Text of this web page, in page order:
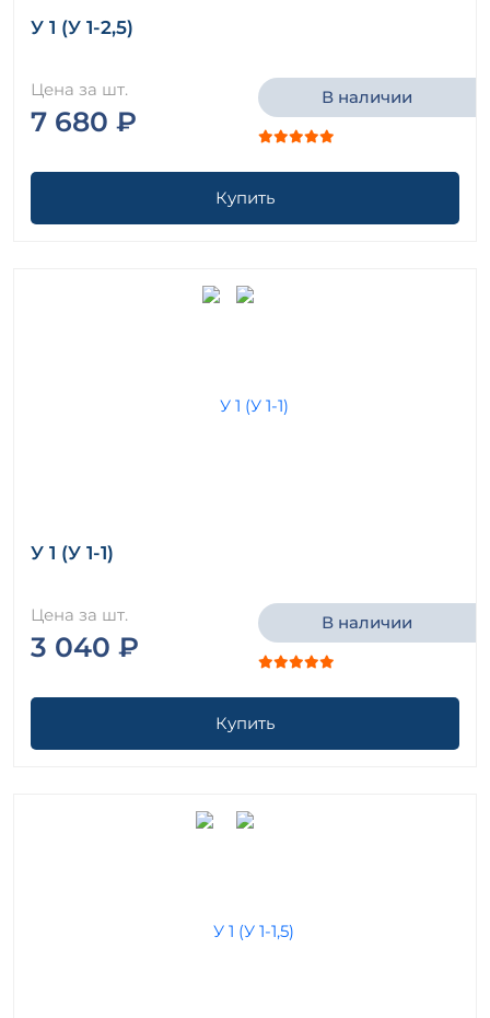
У 1 (У 1-2,5)
Цена за шт.
7 680 ₽
В наличии
Купить
У 1 (У 1-1)
Цена за шт.
3 040 ₽
В наличии
Купить